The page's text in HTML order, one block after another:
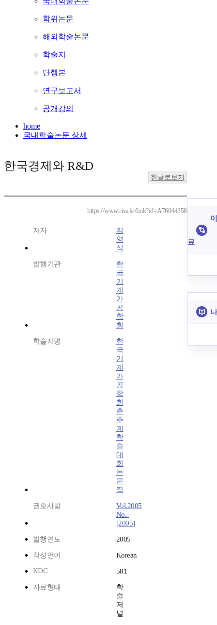
학위논문
해외학술논문
학술지
단행본
연구보고서
공개강의
home
국내학술논문 상세
한국경제와 R&D
한글로보기
https://www.riss.kr/link?id=A76044358
저자
김
영
식
발행기관
한
국
기
계
가
공
학
회
학술지명
한
국
기
계
가
공
학
회
춘
추
계
학
술
대
회
논
문
집
권호사항
Vol.2005
No.-
[2005]
발행연도 2005
작성언어
Korean
KDC
581
자료형태
학
술
저
널
료